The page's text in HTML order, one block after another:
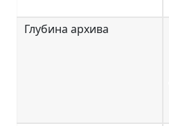
Глубина архива